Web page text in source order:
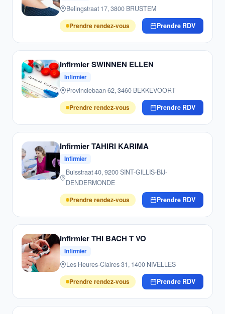
Belingstraat 17, 3800 BRUSTEM
Prendre rendez-vous
Prendre RDV
Infirmier SWINNEN ELLEN
Infirmier
Provinciebaan 62, 3460 BEKKEVOORT
Prendre rendez-vous
Prendre RDV
Infirmier TAHIRI KARIMA
Infirmier
Buisstraat 40, 9200 SINT-GILLIS-BIJ-
DENDERMONDE
Prendre rendez-vous
Prendre RDV
Infirmier THI BACH T VO
Infirmier
Les Heures-Claires 31, 1400 NIVELLES
Prendre rendez-vous
Prendre RDV